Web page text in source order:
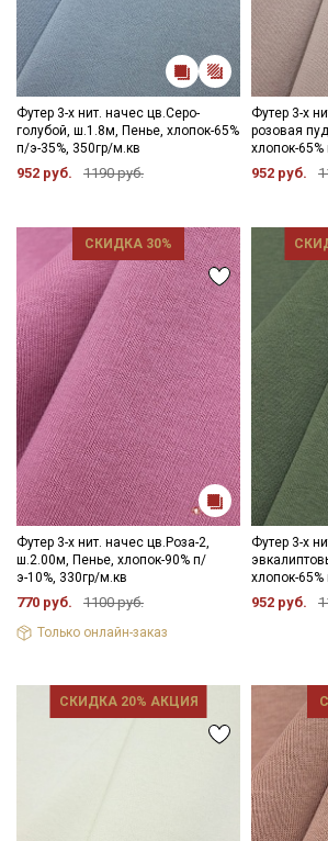
Футер 3-х нит. начес цв.Серо-
голубой, ш.1.8м, Пенье, хлопок-65%
п/э-35%, 350гр/м.кв
952 руб. 1190 руб.
Футер 3-х
розовая
хлопок-
952 руб.
СКИДКА 30%
Футер 3-х нит. начес цв.Роза-2,
ш.2.00м, Пенье, хлопок-90% п/
э-10%, 330гр/м.кв
770 руб. 1100 руб.
Только онлайн-заказ
Футер 3-х
хлопок-
952 руб.
СКИДКА 20% АКЦИЯ
промокоды и скидки до
категории тканей
Электронная почта
Ознакомлен(а) сПолитикой обработки
данных
и даюСогласие на обработку
данных
ДаюСогласие на получение
информационных рассылок